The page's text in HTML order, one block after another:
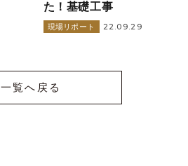
た！基礎工事
現場リポート 22.09.29
一覧へ戻る